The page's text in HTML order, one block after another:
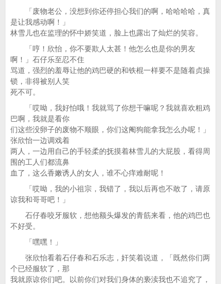
「废物老公，没想到你还停担心我们的啊，哈哈哈哈，真
是让我感动啊！」
林雪儿也在监理的怀中娇笑道，脸上也露出了灿烂的笑容。
「哼！欣怡，你不要欺人太甚！他怎么也是你的男友
啊！」石仔乐至忍不住
骂道，强烈的羞辱让他的鸡巴硬的和铁棍一样要不是随着贞操
锁，非得被别人笑
死不可。
「哎呦，我好怕哦！我就骂了你想干嘛呢？我就喜欢粗鸡
巴啊，我就是看你
们这些没卵子的废物不顺眼，你们这阉狗能拿我怎么办呢！」
张欣怡一边调戏着
两人，一边用自己的手轻柔的抚摸着林雪儿的大屁股，看得周
围的工人们都流鼻
血了，这么香嫩诱人的女人，谁不心痒难耐呢！
「哎呦，我的小祖宗，我错了，我以后再也不敢了，请原
谅我和哥哥吧！」
石仔春咬牙服软，想他额头爆发的青筋来看，他的鸡巴也
不好受。
「嘿嘿！」
张欣怡看着石仔春和石乐志，奸笑着说道，「既然你们两
个已经服软了，那
我就原谅你们吧。以前你们对我们身体的亵渎我也不追究了，